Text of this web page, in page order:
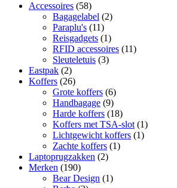
Accessoires (58)
Bagagelabel (2)
Paraplu's (11)
Reisgadgets (1)
RFID accessoires (11)
Sleuteletuis (3)
Eastpak (2)
Koffers (26)
Grote koffers (6)
Handbagage (9)
Harde koffers (18)
Koffers met TSA-slot (1)
Lichtgewicht koffers (1)
Zachte koffers (1)
Laptoprugzakken (2)
Merken (190)
Bear Design (1)